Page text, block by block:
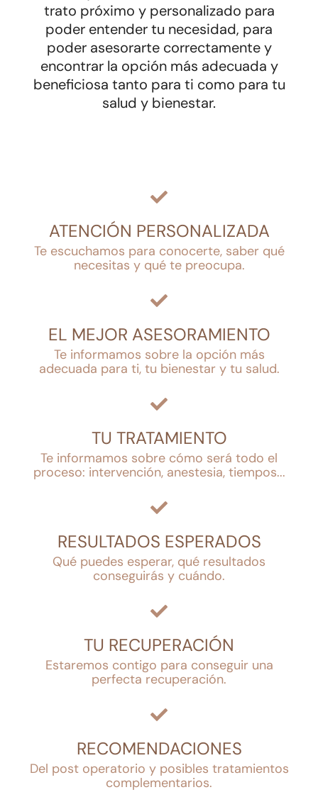
trato próximo y personalizado para
poder entender tu necesidad, para
poder asesorarte correctamente y
encontrar la opción más adecuada y
beneficiosa tanto para ti como para tu
salud y bienestar.
ATENCIÓN PERSONALIZADA
Te escuchamos para conocerte, saber qué
necesitas y qué te preocupa.
EL MEJOR ASESORAMIENTO
Te informamos sobre la opción más
adecuada para ti, tu bienestar y tu salud.
TU TRATAMIENTO
Te informamos sobre cómo será todo el
proceso: intervención, anestesia, tiempos...
RESULTADOS ESPERADOS
Qué puedes esperar, qué resultados
conseguirás y cuándo.
TU RECUPERACIÓN
Estaremos contigo para conseguir una
perfecta recuperación.
RECOMENDACIONES
Del post operatorio y posibles tratamientos
complementarios.